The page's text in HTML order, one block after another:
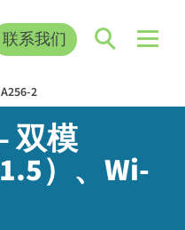
联系我们
2
双模
）、Wi-